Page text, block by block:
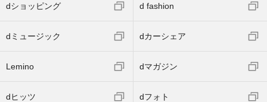
dショッピング d fashion
dミュージック dカーシェア
Lemino dマガジン
dヒッツ dフォト